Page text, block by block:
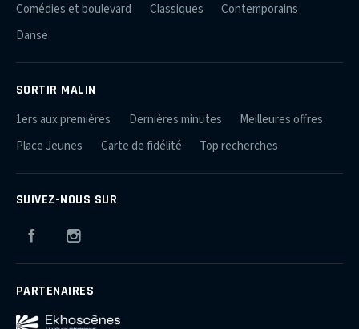
Comédies et boulevard
Classiques
Contemporains
Danse
SORTIR MALIN
1ers aux premières Dernières minutes
Meilleures offres
Place Jeunes
Carte de fidélité Top recherches
SUIVEZ-NOUS SUR
Facebook
PARTENAIRES